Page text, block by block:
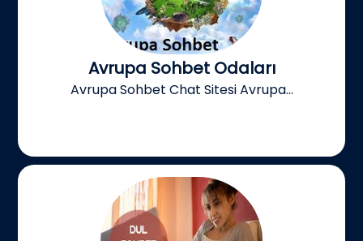
Avrupa Sohbet Odaları
Avrupa Sohbet Chat Sitesi Avrupa...